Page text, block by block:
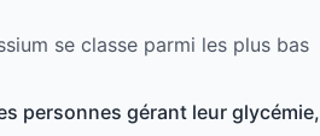
se classe parmi les plus bas
personnes gérant leur glycémie,